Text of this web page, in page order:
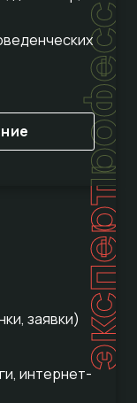
эксперт
заявки)
интернет-